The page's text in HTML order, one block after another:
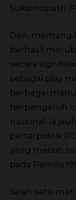
Sukarnoputri
Dan, memang
berhasil
secara
sebagai play
berbagai
berpengaruh
nasional. Ia
partai politik (
yang meraih
pada Pemilu
Salah satu